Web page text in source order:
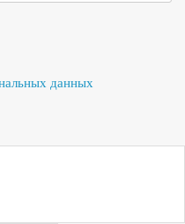
данных